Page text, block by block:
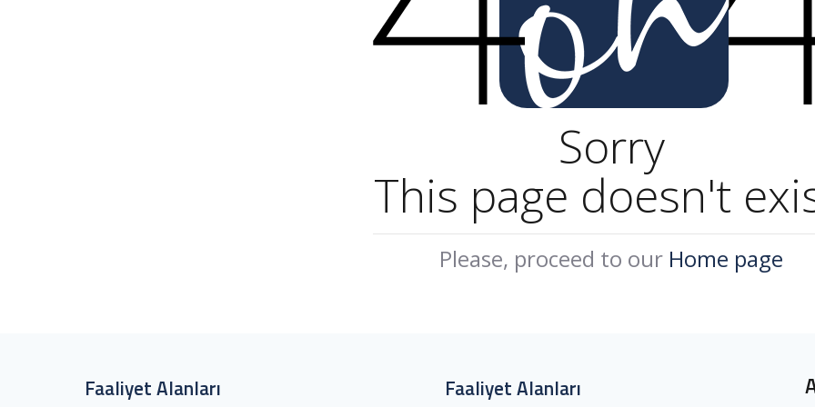
Sorry
This page doesn't
Please, proceed to our Home page
Faaliyet Alanları Faaliyet Alanları